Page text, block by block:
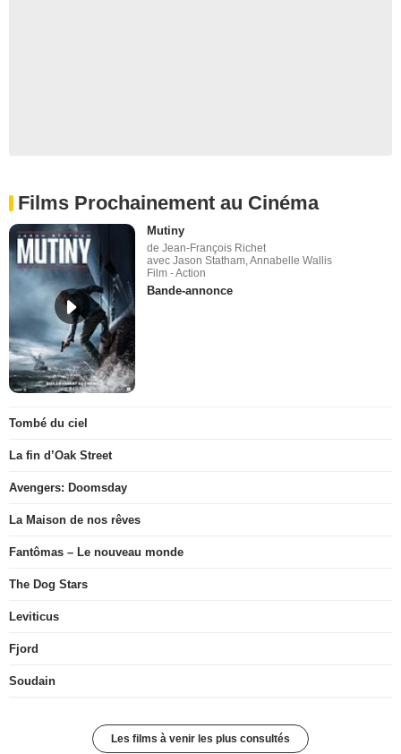
Films Prochainement au Cinéma
Mutiny
de Jean-François Richet
avec Jason Statham, Annabelle Wallis
Film - Action
Bande-annonce
Tombé du ciel
La fin d’Oak Street
Avengers: Doomsday
La Maison de nos rêves
Fantômas – Le nouveau monde
The Dog Stars
Leviticus
Fjord
Soudain
Les films à venir les plus consultés